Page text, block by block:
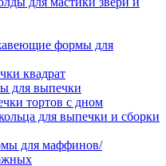
формы для
квадрат
для выпечки
тортов с дном
для выпечки и сборки
для маффинов/